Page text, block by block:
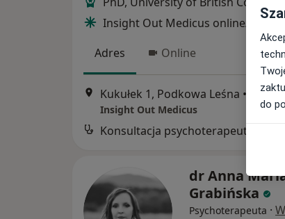
Insight Out Medicus online/
Adres
Online
Kukułek 1, Podkowa Leśna • Mapa
Insight Out Medicus
Konsultacja psychoterapeutyczna
dr Anna
Grabińska
Psychoterapeuta ·
do